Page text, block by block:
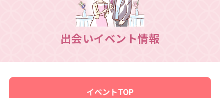
出会いイベント情報
イベントTOP